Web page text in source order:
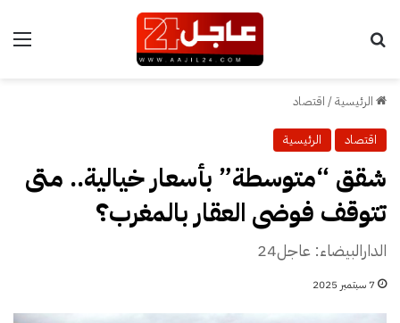
الرئيسية/ اقتصاد
اقتصاد الرئيسية
شقق “متوسطة” بأسعار خيالية.. متى
تتوقف فوضى العقار بالمغرب؟
الدارالبيضاء: عاجل24
7 سبتمبر 2025